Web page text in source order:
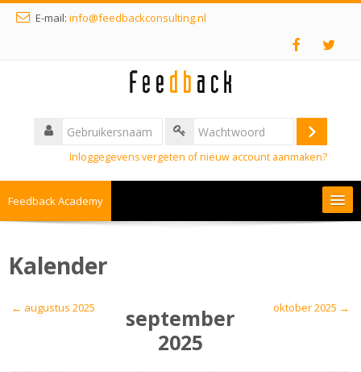
E-mail: info@feedbackconsulting.nl
Inloggegevens vergeten of nieuw account aanmaken?
Feedback Academy
Kalender
← augustus 2025
september
2025
oktober 2025 →